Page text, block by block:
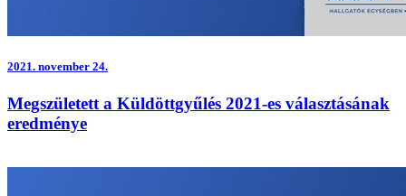
2021. november 24.
Megszületett a Küldöttgyűlés 2021-es választásának
eredménye